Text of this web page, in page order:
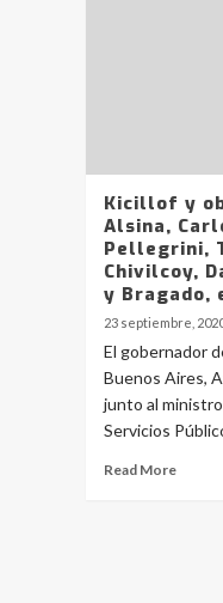
Kicillof y
Alsina,
Pellegrini,
Chivilcoy,
y Bragado,
23 septiembre,
El gobernador
Buenos Aires,
junto al
Servicios
Read More